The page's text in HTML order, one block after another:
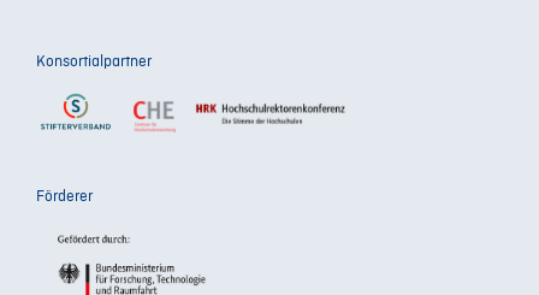
Konsortialpartner
Förderer